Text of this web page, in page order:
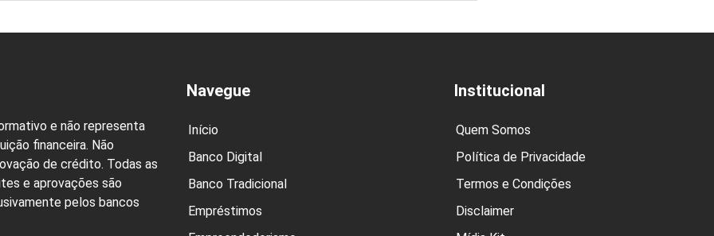
e não representa
financeira. Não
de crédito. Todas as
e aprovações são
pelos bancos
Navegue
Início
Banco Digital
Banco Tradicional
Empréstimos
Institucional
Quem Somos
Política de Privacidade
Termos e Condições
Disclaimer